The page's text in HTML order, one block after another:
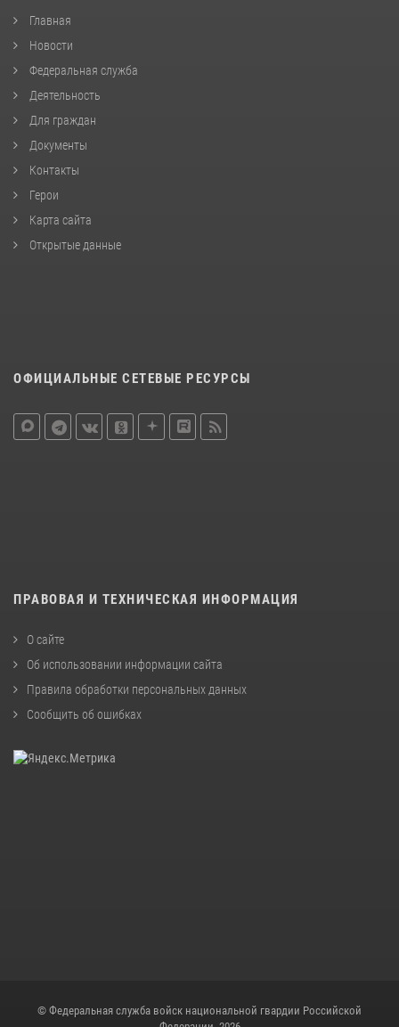
Главная
Новости
Федеральная служба
Деятельность
Для граждан
Документы
Контакты
Герои
Карта сайта
Открытые данные
ОФИЦИАЛЬНЫЕ СЕТЕВЫЕ РЕСУРСЫ
ПРАВОВАЯ И ТЕХНИЧЕСКАЯ ИНФОРМАЦИЯ
О сайте
Об использовании информации сайта
Правила обработки персональных данных
Сообщить об ошибках
© Федеральная служба войск национальной гвардии Российской